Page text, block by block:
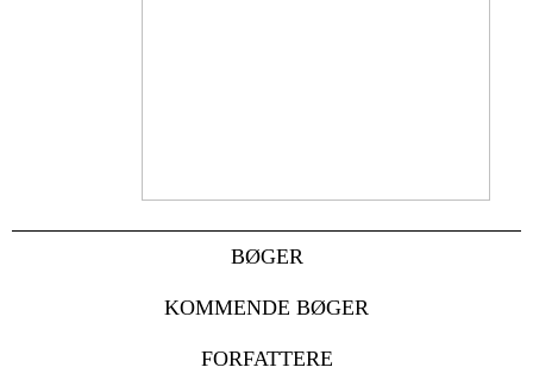
BØGER
KOMMENDE BØGER
FORFATTERE